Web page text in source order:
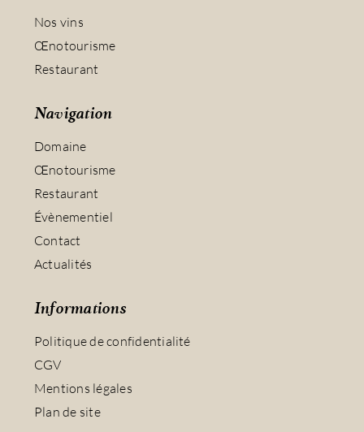
Nos vins
Œnotourisme
Restaurant
Navigation
Domaine
Œnotourisme
Restaurant
Évènementiel
Contact
Actualités
Informations
Politique de confidentialité
CGV
Mentions légales
Plan de site